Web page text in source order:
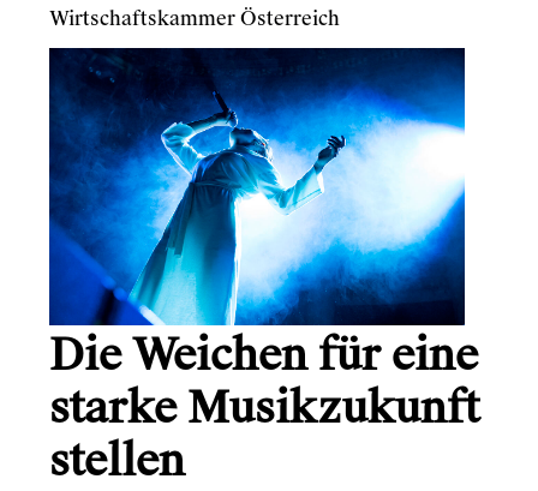
Wirtschaftskammer Österreich
Die Weichen für eine
starke Musikzukunft
stellen